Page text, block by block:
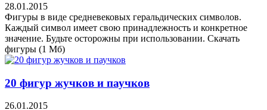
28.01.2015
Фигуры в виде средневековых геральдических символов.
Каждый символ имеет свою принадлежность и конкретное
значение. Будьте осторожны при использовании. Скачать
фигуры (1 Мб)
20 фигур жучков и паучков
26.01.2015